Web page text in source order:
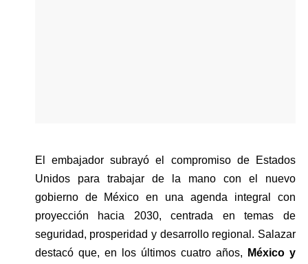
El embajador subrayó el compromiso de Estados
Unidos para trabajar de la mano con el nuevo
gobierno de México en una agenda integral con
proyección hacia 2030, centrada en temas de
seguridad, prosperidad y desarrollo regional. Salazar
destacó que, en los últimos cuatro años, México y